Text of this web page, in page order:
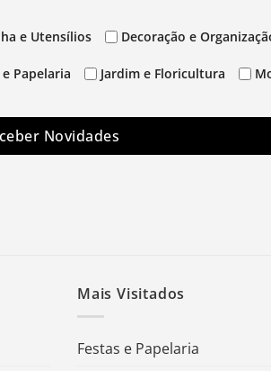
e Utensílios Decoração e
e Papelaria Jardim e Floricultura
Novidades
Mais Visitados
Festas e Papelaria